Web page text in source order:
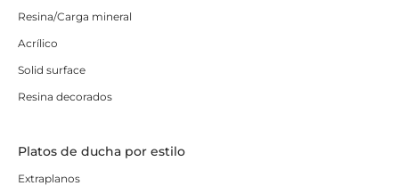
Resina/Carga mineral
Acrílico
Solid surface
Resina decorados
Platos de ducha por estilo
Extraplanos